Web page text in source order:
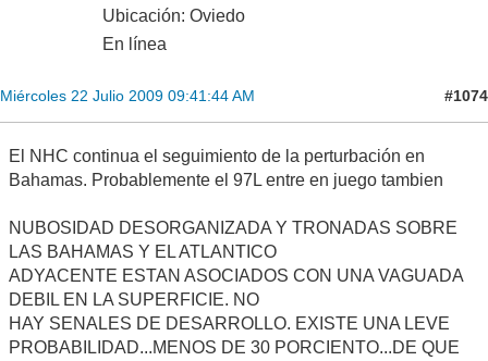
Ubicación: Oviedo
En línea
Miércoles 22 Julio 2009 09:41:44 AM #1074
El NHC continua el seguimiento de la perturbación en
Bahamas. Probablemente el 97L entre en juego tambien
NUBOSIDAD DESORGANIZADA Y TRONADAS SOBRE
LAS BAHAMAS Y EL ATLANTICO
ADYACENTE ESTAN ASOCIADOS CON UNA VAGUADA
DEBIL EN LA SUPERFICIE. NO
HAY SENALES DE DESARROLLO. EXISTE UNA LEVE
PROBABILIDAD...MENOS DE 30 PORCIENTO...DE QUE